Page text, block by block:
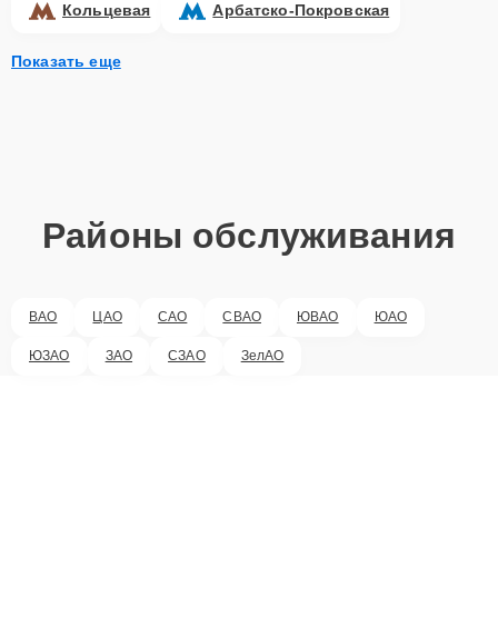
Кольцевая Арбатско-Покровская
Показать еще
Районы обслуживания
ВАО ЦАО САО СВАО ЮВАО ЮАО
ЮЗАО ЗАО СЗАО ЗелАО